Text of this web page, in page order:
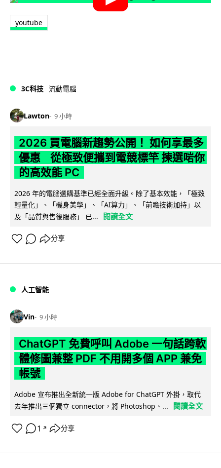
youtube
3C科技 流動電腦
Lawton 9 小時
2026 買電腦新趨勢公開！ 如何享最多
優惠 從極致便攜到電競標竿 揀選啱你
的高效能 PC
2026 年的電腦選購基準已經全面升級。除了基本效能，「極致
輕量化」、「機身美學」、「AI算力」、「前瞻技術加持」以
及「品質與售後服務」 已...
閱讀全文
分享
人工智能
Vin 9 小時
ChatGPT 免費呼叫 Adobe 一句話跨軟
體修圖兼整 PDF 不用開多個 APP 兼免
帳號
Adobe 宣布推出全新統一版 Adobe for ChatGPT 外掛，取代
去年推出三個獨立 connector，將 Photoshop、...
閱讀全文
1 ↗ 分享